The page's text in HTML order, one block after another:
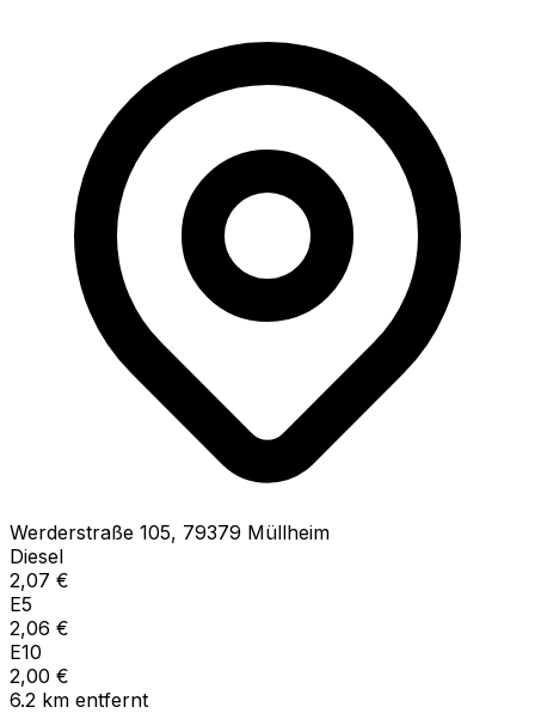
Werderstraße 105, 79379 Müllheim
Diesel
2,07 €
E5
2,06 €
E10
2,00 €
6.2 km entfernt